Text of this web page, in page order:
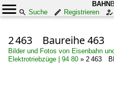
BAHN
Suche
Registrieren
2 463 Baureihe 463
Bilder und Fotos von Eisenbahn
Elektrotriebzüge | 94 80 » 2 463